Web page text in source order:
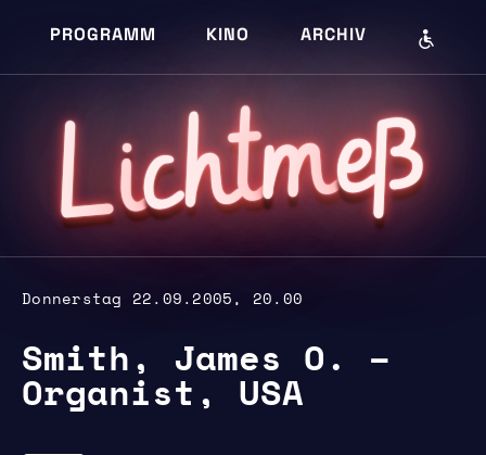
PROGRAMM KINO ARCHIV
Lichtmeß
Donnerstag 22.09.2005, 20.00
Smith, James O. –
Organist, USA